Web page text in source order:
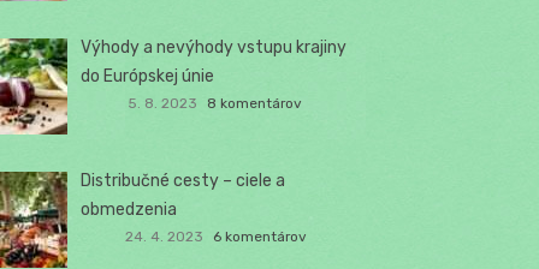
Výhody a nevýhody vstupu krajiny
do Európskej únie
5. 8. 2023 8 komentárov
Distribučné cesty – ciele a
obmedzenia
24. 4. 2023 6 komentárov